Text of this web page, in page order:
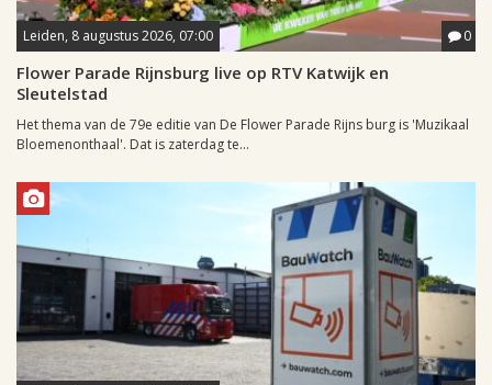
Leiden, 8 augustus 2026, 07:00 0
Flower Parade Rijnsburg live op RTV Katwijk en
Sleutelstad
Het thema van de 79e editie van De Flower Parade Rijns burg is 'Muzikaal
Bloemenonthaal'. Dat is zaterdag te...